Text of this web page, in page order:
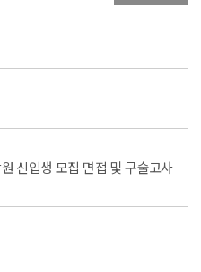
신입생 모집 면접 및 구술고사